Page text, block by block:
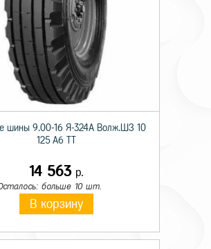
шины 9.00-16 Я-324А Волж.ШЗ 10
125 A6 TT
14 563р.
больше 10 шт.
В корзину